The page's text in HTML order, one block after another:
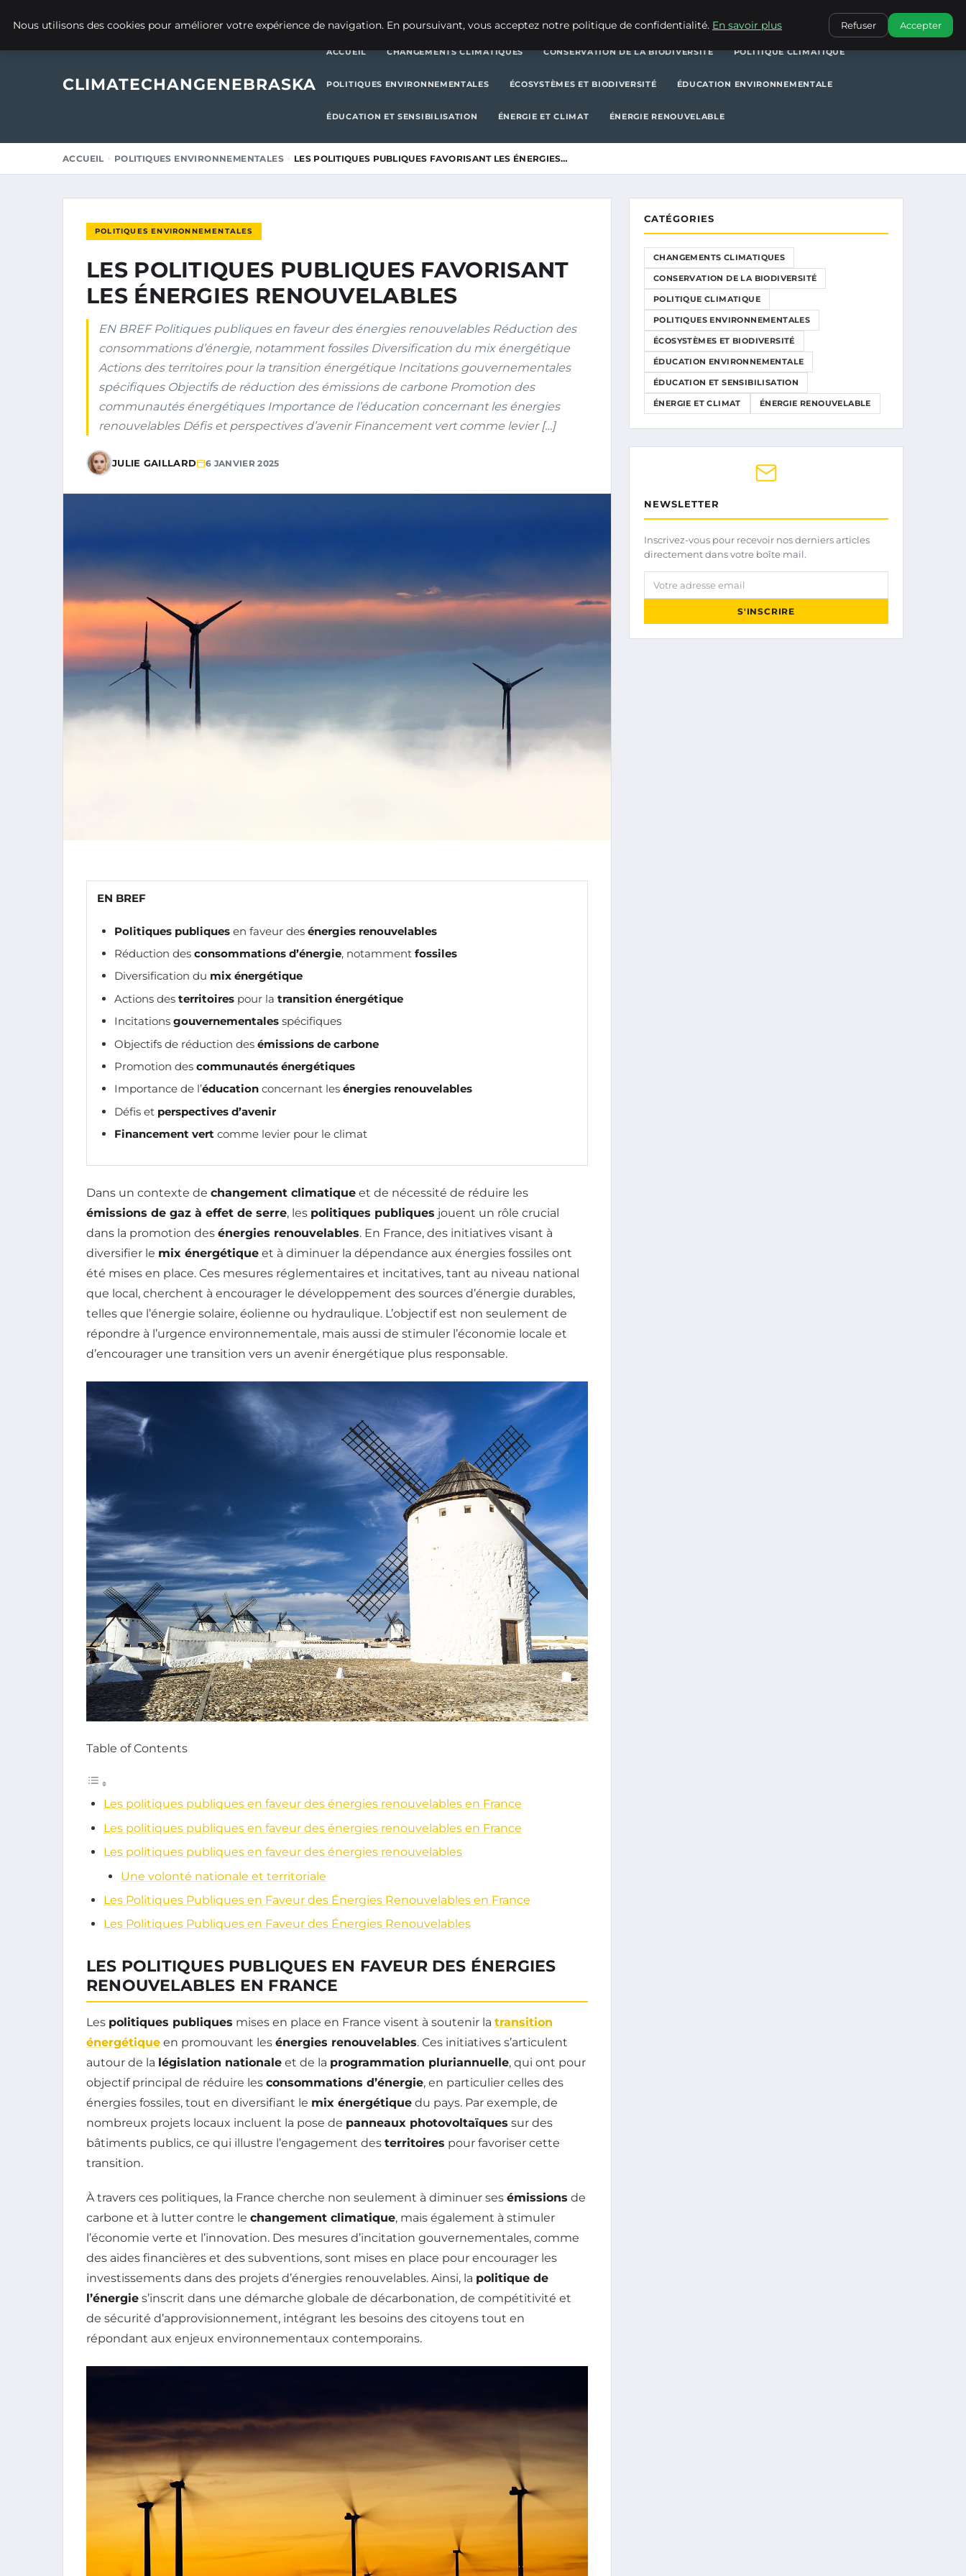
POLITIQUES ENVIRONNEMENTALES
CLIMATECHANGENEBRASKA
ACCUEIL CHANGEMENTS CLIMATIQUES CONSERVATION DE LA BIODIVERSITÉ POLITIQUE CLIMATIQUE
POLITIQUES ENVIRONNEMENTALES ÉCOSYSTÈMES ET BIODIVERSITÉ ÉDUCATION ENVIRONNEMENTALE
ÉDUCATION ET SENSIBILISATION ÉNERGIE ET CLIMAT ÉNERGIE RENOUVELABLE
ACCUEIL POLITIQUES ENVIRONNEMENTALES LES POLITIQUES PUBLIQUES FAVORISANT LES ÉNERGIES…
POLITIQUES ENVIRONNEMENTALES
LES POLITIQUES PUBLIQUES FAVORISANT
LES ÉNERGIES RENOUVELABLES
EN BREF Politiques publiques en faveur des énergies renouvelables Réduction des
consommations d’énergie, notamment fossiles Diversification du mix énergétique
Actions des territoires pour la transition énergétique Incitations gouvernementales
spécifiques Objectifs de réduction des émissions de carbone Promotion des
communautés énergétiques Importance de l’éducation concernant les énergies
renouvelables Défis et perspectives d’avenir Financement vert comme levier […]
JULIE GAILLARD 6 JANVIER 2025
EN BREF
Politiques publiques en faveur des énergies renouvelables
Réduction des consommations d’énergie, notamment fossiles
Diversification du mix énergétique
Actions des territoires pour la transition énergétique
Incitations gouvernementales spécifiques
Objectifs de réduction des émissions de carbone
Promotion des communautés énergétiques
Importance de l’éducation concernant les énergies renouvelables
Défis et perspectives d’avenir
Financement vert comme levier pour le climat
Dans un contexte de changement climatique et de nécessité de réduire les
émissions de gaz à effet de serre, les politiques publiques jouent un rôle crucial
dans la promotion des énergies renouvelables. En France, des initiatives visant à
diversifier le mix énergétique et à diminuer la dépendance aux énergies fossiles ont
été mises en place. Ces mesures réglementaires et incitatives, tant au niveau national
que local, cherchent à encourager le développement des sources d’énergie durables,
telles que l’énergie solaire, éolienne ou hydraulique. L’objectif est non seulement de
répondre à l’urgence environnementale, mais aussi de stimuler l’économie locale et
d’encourager une transition vers un avenir énergétique plus responsable.
Table of Contents
Les politiques publiques en faveur des énergies renouvelables en France
Les politiques publiques en faveur des énergies renouvelables en France
Les politiques publiques en faveur des énergies renouvelables
Une volonté nationale et territoriale
Les Politiques Publiques en Faveur des Énergies Renouvelables en France
Les Politiques Publiques en Faveur des Énergies Renouvelables
LES POLITIQUES PUBLIQUES EN FAVEUR DES ÉNERGIES
RENOUVELABLES EN FRANCE
Les politiques publiques mises en place en France visent à soutenir la transition
énergétique en promouvant les énergies renouvelables. Ces initiatives s’articulent
autour de la législation nationale et de la programmation pluriannuelle, qui ont pour
objectif principal de réduire les consommations d’énergie, en particulier celles des
énergies fossiles, tout en diversifiant le mix énergétique du pays. Par exemple, de
nombreux projets locaux incluent la pose de panneaux photovoltaïques sur des
bâtiments publics, ce qui illustre l’engagement des territoires pour favoriser cette
transition.
À travers ces politiques, la France cherche non seulement à diminuer ses émissions de
carbone et à lutter contre le changement climatique, mais également à stimuler
l’économie verte et l’innovation. Des mesures d’incitation gouvernementales, comme
des aides financières et des subventions, sont mises en place pour encourager les
investissements dans des projets d’énergies renouvelables. Ainsi, la politique de
l’énergie s’inscrit dans une démarche globale de décarbonation, de compétitivité et
de sécurité d’approvisionnement, intégrant les besoins des citoyens tout en
répondant aux enjeux environnementaux contemporains.
CATÉGORIES
CHANGEMENTS CLIMATIQUES
CONSERVATION DE LA BIODIVERSITÉ
POLITIQUE CLIMATIQUE
POLITIQUES ENVIRONNEMENTALES
ÉCOSYSTÈMES ET BIODIVERSITÉ
ÉDUCATION ENVIRONNEMENTALE
ÉDUCATION ET SENSIBILISATION
ÉNERGIE ET CLIMAT ÉNERGIE RENOUVELABLE
NEWSLETTER
Inscrivez-vous pour recevoir nos derniers articles
directement dans votre boîte mail.
Votre adresse email
S'INSCRIRE
Nous utilisons des cookies pour améliorer votre expérience de navigation. En poursuivant, vous acceptez notre politique de confidentialité. En savoir plus Refuser Accepter